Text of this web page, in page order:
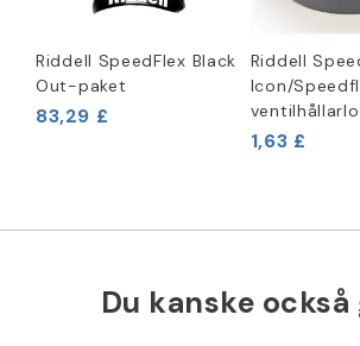
Riddell SpeedFlex Black
Out-paket
83,29 £
Riddell
Icon/
1,63 £
Du kanske